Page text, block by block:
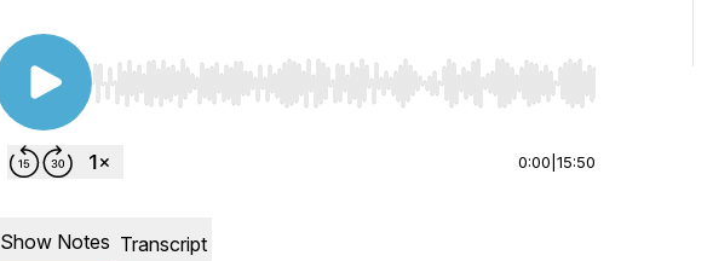
Use Left/Right to seek, Home/End to jump to start or end. Hold shift to
0:00 15:50
Show Notes Transcript